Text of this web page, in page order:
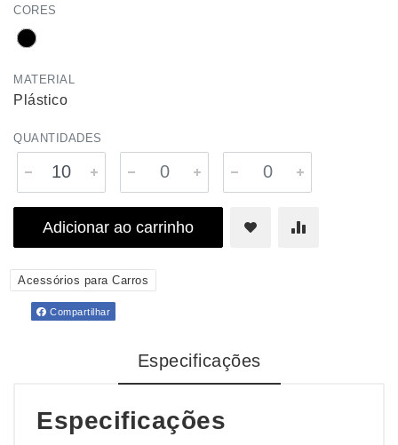
CORES
MATERIAL
Plástico
QUANTIDADES
Adicionar ao carrinho
Acessórios para Carros
Compartilhar
Especificações
Especificações